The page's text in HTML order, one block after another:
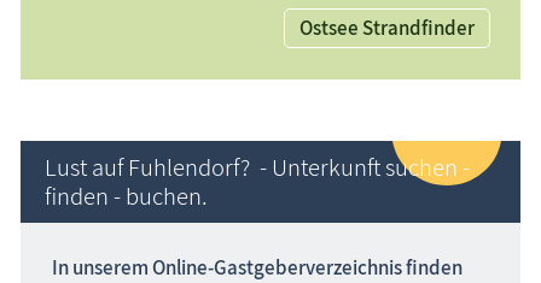
Ostsee Strandfinder
Lust auf Fuhlendorf? - Unterkunft suchen -
finden - buchen.
In unserem Online-Gastgeber­verzeichnisfinden